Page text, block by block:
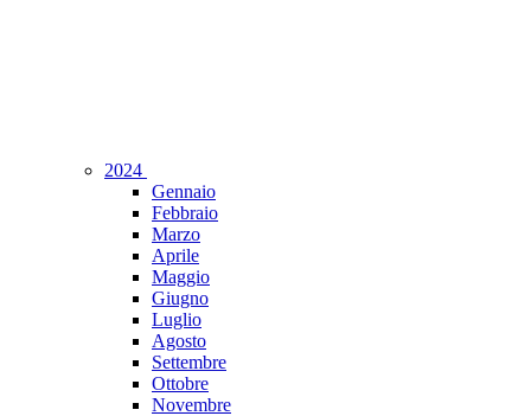
2024
Gennaio
Febbraio
Marzo
Aprile
Maggio
Giugno
Luglio
Agosto
Settembre
Ottobre
Novembre